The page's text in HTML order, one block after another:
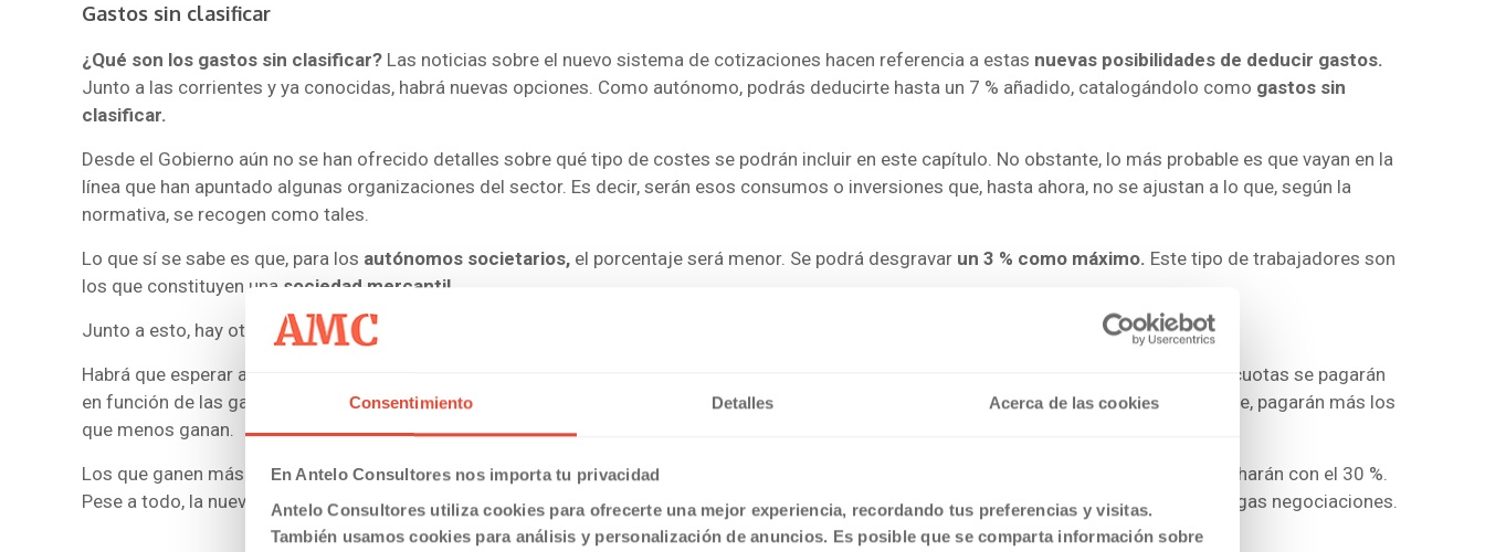
Consentimiento Detalles Acerca de las cookies
En Antelo Consultores nos importa tu privacidad
Antelo Consultores utiliza cookies para ofrecerte una mejor experiencia, recordando tus preferencias y visitas.
También usamos cookies para análisis y personalización de anuncios. Es posible que se comparta información sobre
Gastos sin clasificar
¿Qué son los gastos sin clasificar? Las noticias sobre el nuevo sistema de cotizaciones hacen referencia a estas nuevas posibilidades de deducir gastos.
Junto a las corrientes y ya conocidas, habrá nuevas opciones. Como autónomo, podrás deducirte hasta un 7 % añadido, catalogándolo como gastos sin
clasificar.
Desde el Gobierno aún no se han ofrecido detalles sobre qué tipo de costes se podrán incluir en este capítulo. No obstante, lo más probable es que vayan en la
línea que han apuntado algunas organizaciones del sector. Es decir, serán esos consumos o inversiones que, hasta ahora, no se ajustan a lo que, según la
normativa, se recogen como tales.
Lo que sí se sabe es que, para los autónomos societarios, el porcentaje será menor. Se podrá desgravar un 3 % como máximo. Este tipo de trabajadores son
los que constituyen una sociedad mercantil.
Junto a esto, hay otra cosa que se desconoce. ¿Se podrá deducir la cuota mensual de autónomo o
podrá incluirse en este 7 % extra?
Habrá que esperar a que los acuerdos se vayan concretando para ir conociendo más detalles. Lo único que se sabe hasta ahora es que las cuotas se pagarán
en función de las ganancias reales. Estas serán menores para los que menos ganen, en términos absolutos. Sin embargo, proporcionalmente, pagarán más los
que menos ganan.
Los que ganen más de 6000 euros responderán con una cuota del 10 % de sus rendimientos netos. Los que ganen menos de 670 euros, lo harán con el 30 %.
Pese a todo, la nueva tabla de cotizaciones cuenta con el consenso del sector, algo que ha tardado un tiempo en producirse, después de largas negociaciones.